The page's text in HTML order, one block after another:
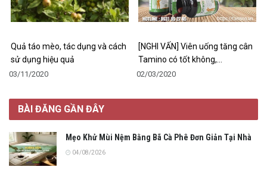
Quả táo mèo, tác dụng và cách
sử dụng hiệu quả
03/11/2020
[NGHI VẤN] Viên uống tăng cân
Tamino có tốt không,…
02/03/2020
BÀI ĐĂNG GẦN ĐÂY
Mẹo Khử Mùi Nệm Bằng Bã Cà Phê Đơn Giản Tại Nhà
04/08/2026